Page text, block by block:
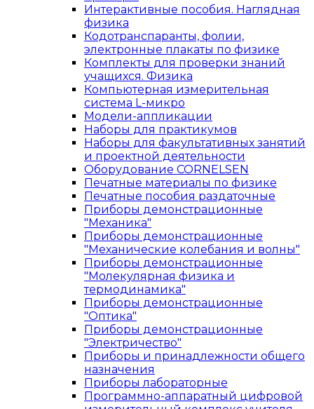
Интерактивные пособия. Наглядная
физика
Кодотранспаранты, фолии,
электронные плакаты по физике
Комплекты для проверки знаний
учащихся. Физика
Компьютерная измерительная
система L-микро
Модели-аппликации
Наборы для практикумов
Наборы для факультативных занятий
и проектной деятельности
Оборудование CORNELSEN
Печатные материалы по физике
Печатные пособия раздаточные
Приборы демонстрационные
"Механика"
Приборы демонстрационные
"Механические колебания и волны"
Приборы демонстрационные
"Молекулярная физика и
термодинамика"
Приборы демонстрационные
"Оптика"
Приборы демонстрационные
"Электричество"
Приборы и принадлежности общего
назначения
Приборы лабораторные
Программно-аппаратный цифровой